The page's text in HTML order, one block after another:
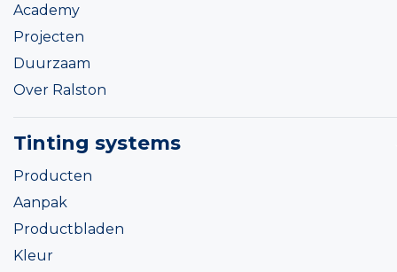
Academy
Projecten
Duurzaam
Over Ralston
Tinting systems
Producten
Aanpak
Productbladen
Kleur